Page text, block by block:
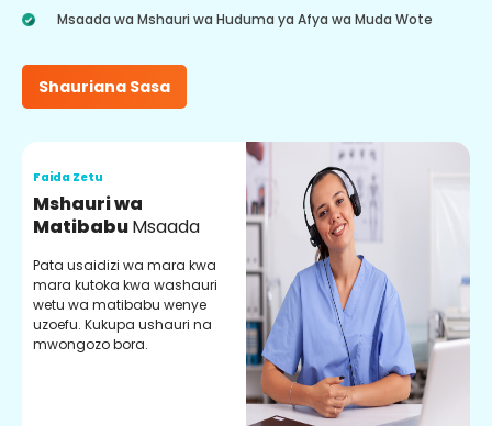
Msaada wa Mshauri wa Huduma ya Afya wa Muda Wote
Shauriana Sasa
Faida Zetu
Mshauri wa
MatibabuMsaada
Pata usaidizi wa mara kwa
mara kutoka kwa washauri
wetu wa matibabu wenye
uzoefu. Kukupa ushauri na
mwongozo bora.